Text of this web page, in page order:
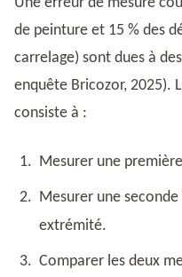
de peinture et 15 % des
carrelage) sont dues à
enquête Bricozor, 2025).
consiste à :
Mesurer une
Mesurer une
extrémité.
Comparer les deux